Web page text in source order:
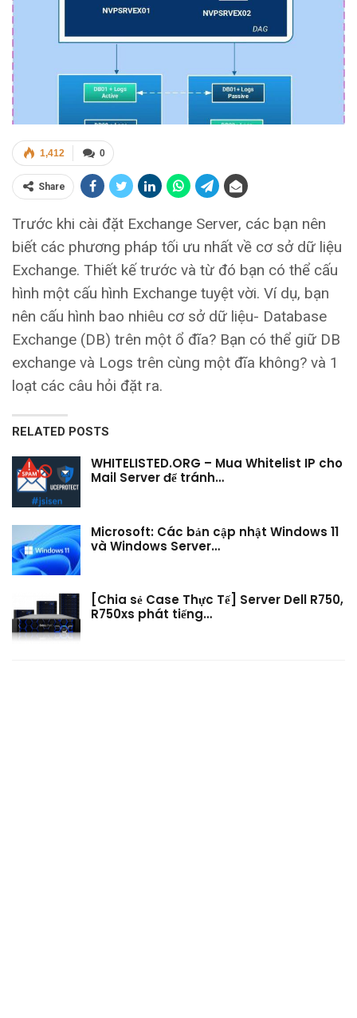
0
1,412
Share
Trước khi cài đặt Exchange Server, các bạn nên
biết các phương pháp tối ưu nhất về cơ sở dữ liệu
Exchange. Thiết kế trước và từ đó bạn có thể cấu
hình một cấu hình Exchange tuyệt vời. Ví dụ, bạn
nên cấu hình bao nhiêu cơ sở dữ liệu- Database
Exchange (DB) trên một ổ đĩa? Bạn có thể giữ DB
exchange và Logs trên cùng một đĩa không? và 1
loạt các câu hỏi đặt ra.
RELATED POSTS
WHITELISTED.ORG – Mua Whitelist IP cho
Mail Server để tránh…
Microsoft: Các bản cập nhật Windows 11
và Windows Server…
[Chia sẻ Case Thực Tế] Server Dell R750,
R750xs phát tiếng…